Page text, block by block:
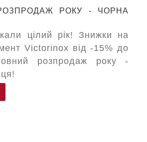
РОКУ - ЧОРНА
цілий рік! Знижки на
Victorinox від -15% до
розпродаж року -